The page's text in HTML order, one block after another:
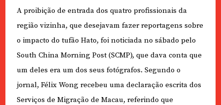
A proibição de entrada dos quatro profissionais da
região vizinha, que desejavam fazer reportagens sobre
o impacto do tufão Hato, foi noticiada no sábado pelo
South China Morning Post (SCMP), que dava conta que
um deles era um dos seus fotógrafos. Segundo o
jornal, Félix Wong recebeu uma declaração escrita dos
Serviços de Migração de Macau, referindo que